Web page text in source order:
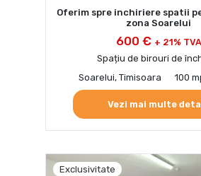
Oferim spre inchiriere spatii
zona Soarelui
600 € + 21% TVA
Spațiu de birouri de
Soarelui, Timisoara
100
Vezi mai multe
Exclusivitate